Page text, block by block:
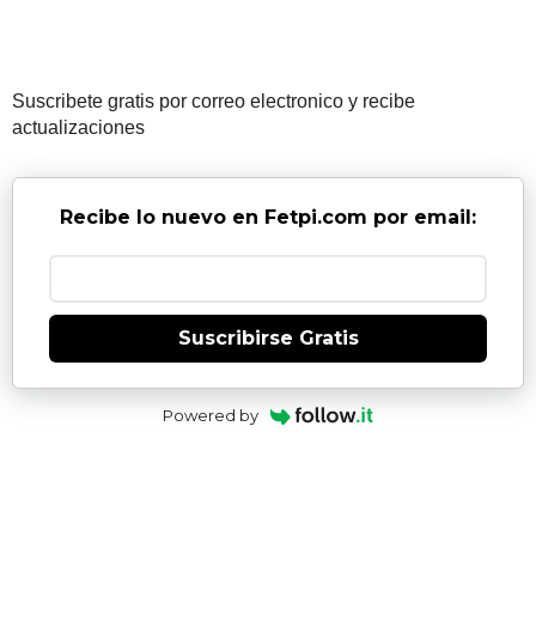
Suscribete gratis por correo electronico y recibe
actualizaciones
Recibe lo nuevo en Fetpi.com por email:
Suscribirse Gratis
Powered by